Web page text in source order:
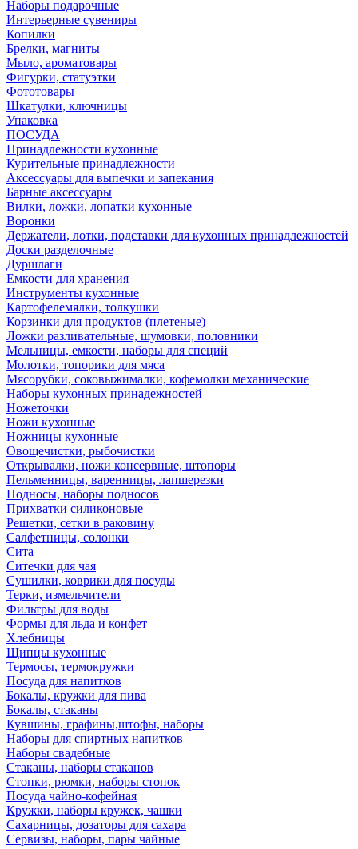
Наборы подарочные
Интерьерные сувениры
Копилки
Брелки, магниты
Мыло, ароматовары
Фигурки, статуэтки
Фототовары
Шкатулки, ключницы
Упаковка
ПОСУДА
Принадлежности кухонные
Курительные принадлежности
Аксессуары для выпечки и запекания
Барные аксессуары
Вилки, ложки, лопатки кухонные
Воронки
Держатели, лотки, подставки для кухонных принадлежностей
Доски разделочные
Дуршлаги
Емкости для хранения
Инструменты кухонные
Картофелемялки, толкушки
Корзинки для продуктов (плетеные)
Ложки разливательные, шумовки, половники
Мельницы, емкости, наборы для специй
Молотки, топорики для мяса
Мясорубки, соковыжималки, кофемолки механические
Наборы кухонных принадежностей
Ножеточки
Ножи кухонные
Ножницы кухонные
Овощечистки, рыбочистки
Открывалки, ножи консервные, штопоры
Пельменницы, варенницы, лапшерезки
Подносы, наборы подносов
Прихватки силиконовые
Решетки, сетки в раковину
Салфетницы, солонки
Сита
Ситечки для чая
Сушилки, коврики для посуды
Терки, измельчители
Фильтры для воды
Формы для льда и конфет
Хлебницы
Щипцы кухонные
Термосы, термокружки
Посуда для напитков
Бокалы, кружки для пива
Бокалы, стаканы
Кувшины, графины,штофы, наборы
Наборы для спиртных напитков
Наборы свадебные
Стаканы, наборы стаканов
Стопки, рюмки, наборы стопок
Посуда чайно-кофейная
Кружки, наборы кружек, чашки
Сахарницы, дозаторы для сахара
Сервизы, наборы, пары чайные